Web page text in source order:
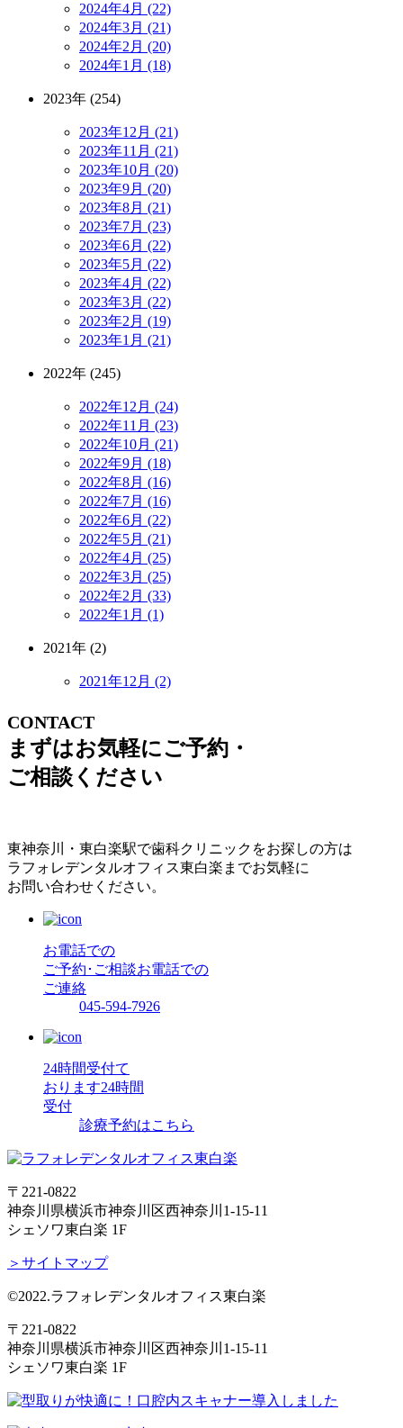
2024年4月 (22)
2024年3月 (21)
2024年2月 (20)
2024年1月 (18)
2023年 (254)
2023年12月 (21)
2023年11月 (21)
2023年10月 (20)
2023年9月 (20)
2023年8月 (21)
2023年7月 (23)
2023年6月 (22)
2023年5月 (22)
2023年4月 (22)
2023年3月 (22)
2023年2月 (19)
2023年1月 (21)
2022年 (245)
2022年12月 (24)
2022年11月 (23)
2022年10月 (21)
2022年9月 (18)
2022年8月 (16)
2022年7月 (16)
2022年6月 (22)
2022年5月 (21)
2022年4月 (25)
2022年3月 (25)
2022年2月 (33)
2022年1月 (1)
2021年 (2)
2021年12月 (2)
CONTACT
まずはお気軽にご予約・
ご相談ください
東神奈川・東白楽駅で歯科クリニックをお探しの方は
ラフォレデンタルオフィス東白楽までお気軽に
お問い合わせください。
お電話での
ご予約･ご相談お電話での
ご連絡
045-594-7926
24時間受付て
おります24時間
受付
診療予約はこちら
〒221-0822
神奈川県横浜市神奈川区西神奈川1-15-11
シェソワ東白楽 1F
＞サイトマップ
©2022.ラフォレデンタルオフィス東白楽
〒221-0822
神奈川県横浜市神奈川区西神奈川1-15-11
シェソワ東白楽 1F